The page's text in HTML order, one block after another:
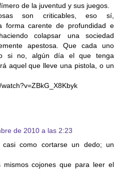
de la juventud y sus juegos.
son criticables, eso sí,
forma carente de profundidad e
colapsar una sociedad
apestosa. Que cada uno
si no, algún día el que tenga
aquel que lleve una pistola, o un
de 2010 a las 2:23
como cortarse un dedo; un
cojones que para leer el